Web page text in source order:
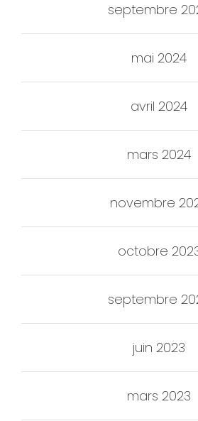
septembre
mai 2024
avril 2024
mars 2024
novembre
octobre
septembre
juin 2023
mars 2023